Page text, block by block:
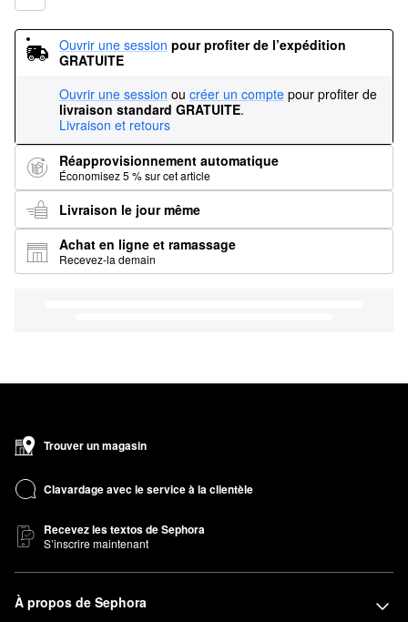
Ouvrir une session pour profiter de l’expédition
GRATUITE
Ouvrir une session ou créer un compte pour profiter de
livraison standard GRATUITE.
Livraison et retours
Réapprovisionnement automatique
Économisez 5 % sur cet article
Livraison le jour même
Achat en ligne et ramassage
Recevez-la demain
Trouver un magasin
Clavardage avec le service à la clientèle
Recevez les textos de Sephora
S’inscrire maintenant
À propos de Sephora